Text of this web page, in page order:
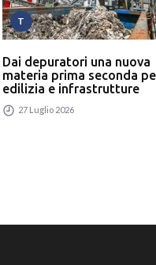
T
Dai depuratori una nuova
materia prima seconda
edilizia e infrastrutture
27 Luglio 2026